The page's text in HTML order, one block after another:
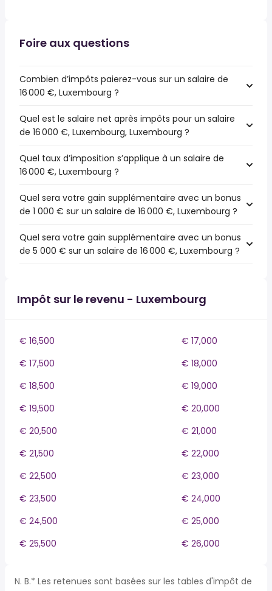
Foire aux questions
Combien d’impôts paierez-vous sur un salaire de
16 000 €, Luxembourg ?
Quel est le salaire net après impôts pour un salaire
de 16 000 €, Luxembourg, Luxembourg ?
Quel taux d’imposition s’applique à un salaire de
16 000 €, Luxembourg ?
Quel sera votre gain supplémentaire avec un bonus
de 1 000 € sur un salaire de 16 000 €, Luxembourg ?
Quel sera votre gain supplémentaire avec un bonus
de 5 000 € sur un salaire de 16 000 €, Luxembourg ?
Impôt sur le revenu - Luxembourg
€ 16,500
€ 17,000
€ 17,500
€ 18,000
€ 18,500
€ 19,000
€ 19,500
€ 20,000
€ 20,500
€ 21,000
€ 21,500
€ 22,000
€ 22,500
€ 23,000
€ 23,500
€ 24,000
€ 24,500
€ 25,000
€ 25,500
€ 26,000
N. B.* Les retenues sont basées sur les tables d'impôt de